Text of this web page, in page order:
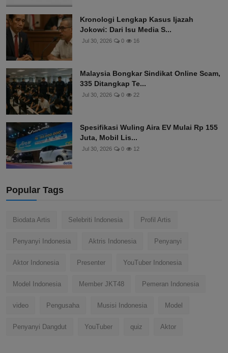
Kronologi Lengkap Kasus Ijazah
Jokowi: Dari Isu Media S...
Jul 30, 2026 0 16
Malaysia Bongkar Sindikat Online Scam,
335 Ditangkap Te...
Jul 30, 2026 0 22
Spesifikasi Wuling Aira EV Mulai Rp 155
Juta, Mobil Lis...
Jul 30, 2026 0 12
Popular Tags
Biodata Artis Selebriti Indonesia Profil Artis
Penyanyi Indonesia Aktris Indonesia Penyanyi
Aktor Indonesia Presenter YouTuber Indonesia
Model Indonesia Member JKT48 Pemeran Indonesia
video Pengusaha Musisi Indonesia Model
Penyanyi Dangdut YouTuber quiz Aktor